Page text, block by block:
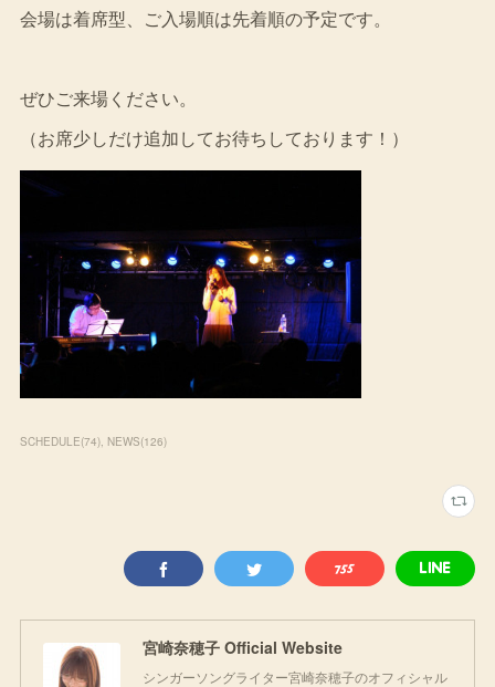
会場は着席型、ご入場順は先着順の予定です。
ぜひご来場ください。
（お席少しだけ追加してお待ちしております！）
SCHEDULE(74) NEWS(126)
宮崎奈穂子 Official Website
シンガーソングライター宮崎奈穂子のオフィシャル